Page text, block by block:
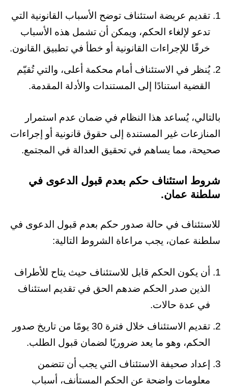
تقديم عريضة استئناف توضح الأسباب القانونية التي
تدعو لإلغاء الحكم، ويمكن أن تشمل هذه الأسباب
خرقًا للإجراءات القانونية أو خطأ في تطبيق القانون.
يُنظر في الاستئناف أمام محكمة أعلى، والتي تُقيّم
القضية استنادًا إلى المستندات والأدلة المقدمة.
بالتالي، يُساعد هذا النظام في ضمان عدم استمرار
المنازعات غير المستندة إلى حقوق قانونية أو إجراءات
صحيحة، مما يساهم في تحقيق العدالة في المجتمع.
شروط استئناف حكم بعدم قبول الدعوى في
سلطنة عمان.
للاستئناف في حالة صدور حكم بعدم قبول الدعوى في
سلطنة عمان، يجب مراعاة الشروط التالية:
أن يكون الحكم قابل للاستئناف حيث يتاح للأطراف
الذين صدر الحكم ضدهم الحق في تقديم استئناف
في عدة حالات.
تقديم الاستئناف خلال فترة 30 يومًا من تاريخ صدور
الحكم، وهو ما يعد ضروريًا لضمان قبول الطلب.
إعداد صحيفة الاستئناف التي يجب أن تتضمن
معلومات واضحة عن الحكم المستأنف، أسباب